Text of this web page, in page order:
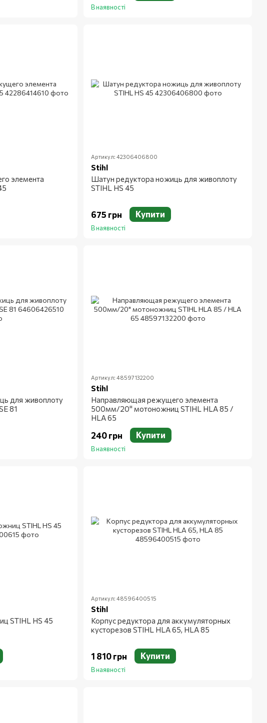
В наявності
элемента
Артикул: 42306406800
Stihl
Шатун редуктора ножиць для живоплоту
STIHL HS 45
675 грн Купити
В наявності
для живоплоту
81
Артикул: 48597132200
Stihl
Направляющая режущего элемента
500мм/20" мотоножниц STIHL HLA 85 /
HLA 65
240 грн Купити
В наявності
STIHL HS 45
Артикул: 48596400515
Stihl
Корпус редуктора для аккумуляторных
кусторезов STIHL HLA 65, HLA 85
1 810 грн Купити
В наявності